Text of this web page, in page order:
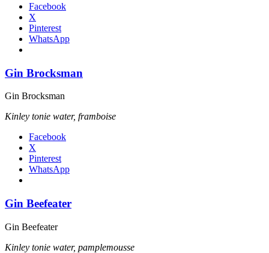
Facebook
X
Pinterest
WhatsApp
Gin Brocksman
Gin Brocksman
Kinley tonie water, framboise
Facebook
X
Pinterest
WhatsApp
Gin Beefeater
Gin Beefeater
Kinley tonie water, pamplemousse